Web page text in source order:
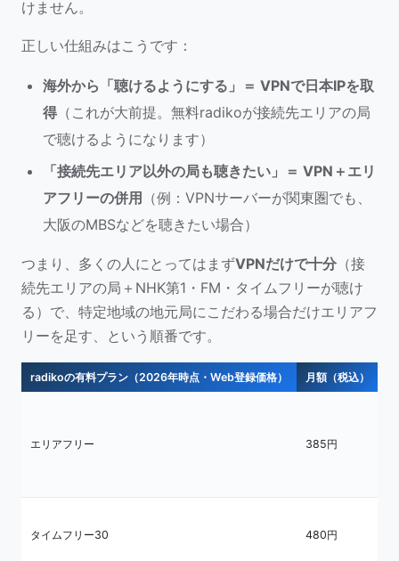
けません。
正しい仕組みはこうです：
海外から「聴けるようにする」＝ VPNで日本IPを取
得 （これが大前提。無料radikoが接続先エリアの局
で聴けるようになります）
「接続先エリア以外の局も聴きたい」＝ VPN＋エリ
アフリーの併用
（例：VPNサーバーが関東圏でも、
大阪のMBSなどを聴きたい場合）
つまり、多くの人にとってはまずVPNだけで十分 （接
続先エリアの局＋NHK第1・FM・タイムフリーが聴け
る）で、特定地域の地元局にこだわる場合だけエリアフ
リーを足す、という順番です。
radikoの有料プラン（2026年時点・Web登録価格） 月額（税込）
エリアフリー 385円
タイムフリー30 480円